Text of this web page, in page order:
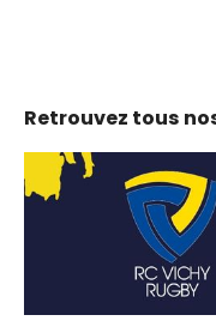
Retrouvez tous